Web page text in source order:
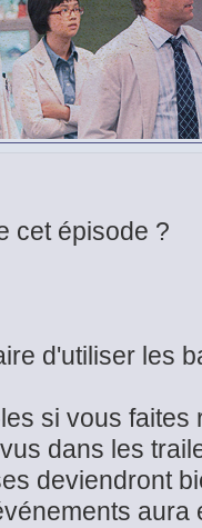
cet épisode ?
d'utiliser les
si vous faites
dans les
deviendront
aura